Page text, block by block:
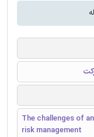
The challenges of
risk management